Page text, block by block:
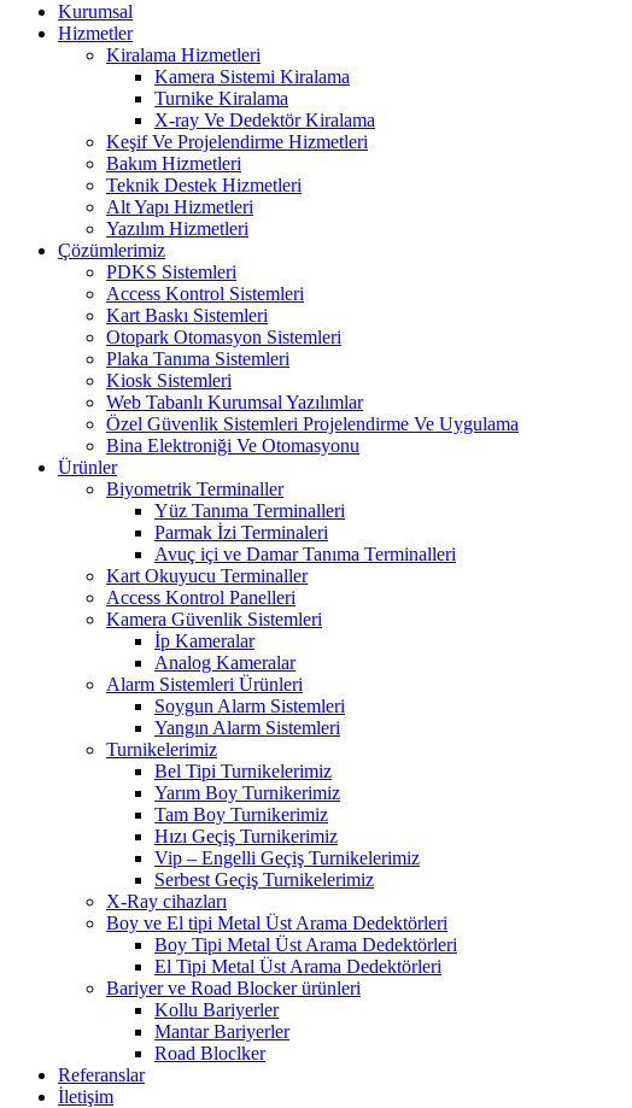
Kurumsal
Hizmetler
Kiralama Hizmetleri
Kamera Sistemi Kiralama
Turnike Kiralama
X-ray Ve Dedektör Kiralama
Keşif Ve Projelendirme Hizmetleri
Bakım Hizmetleri
Teknik Destek Hizmetleri
Alt Yapı Hizmetleri
Yazılım Hizmetleri
Çözümlerimiz
PDKS Sistemleri
Access Kontrol Sistemleri
Kart Baskı Sistemleri
Otopark Otomasyon Sistemleri
Plaka Tanıma Sistemleri
Kiosk Sistemleri
Web Tabanlı Kurumsal Yazılımlar
Özel Güvenlik Sistemleri Projelendirme Ve Uygulama
Bina Elektroniği Ve Otomasyonu
Ürünler
Biyometrik Terminaller
Yüz Tanıma Terminalleri
Parmak İzi Terminaleri
Avuç içi ve Damar Tanıma Terminalleri
Kart Okuyucu Terminaller
Access Kontrol Panelleri
Kamera Güvenlik Sistemleri
İp Kameralar
Analog Kameralar
Alarm Sistemleri Ürünleri
Soygun Alarm Sistemleri
Yangın Alarm Sistemleri
Turnikelerimiz
Bel Tipi Turnikelerimiz
Yarım Boy Turnikerimiz
Tam Boy Turnikerimiz
Hızı Geçiş Turnikerimiz
Vip – Engelli Geçiş Turnikelerimiz
Serbest Geçiş Turnikelerimiz
X-Ray cihazları
Boy ve El tipi Metal Üst Arama Dedektörleri
Boy Tipi Metal Üst Arama Dedektörleri
El Tipi Metal Üst Arama Dedektörleri
Bariyer ve Road Blocker ürünleri
Kollu Bariyerler
Mantar Bariyerler
Road Bloclker
Referanslar
İletişim